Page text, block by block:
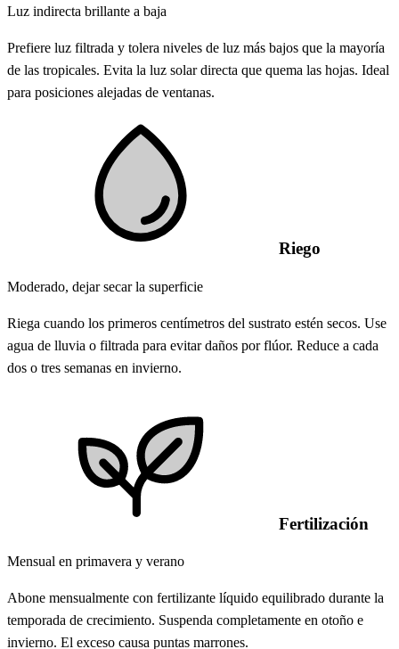
Luz indirecta brillante a baja
Prefiere luz filtrada y tolera niveles de luz más bajos que la mayoría
de las tropicales. Evita la luz solar directa que quema las hojas. Ideal
para posiciones alejadas de ventanas.
Riego
Moderado, dejar secar la superficie
Riega cuando los primeros centímetros del sustrato estén secos. Use
agua de lluvia o filtrada para evitar daños por flúor. Reduce a cada
dos o tres semanas en invierno.
Fertilización
Mensual en primavera y verano
Abone mensualmente con fertilizante líquido equilibrado durante la
temporada de crecimiento. Suspenda completamente en otoño e
invierno. El exceso causa puntas marrones.